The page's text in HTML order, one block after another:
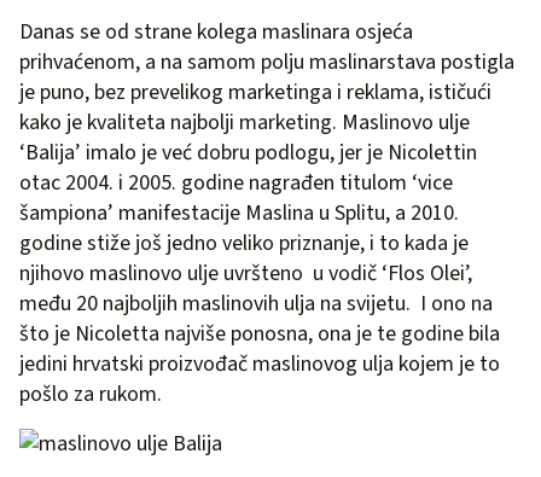
Danas se od strane kolega maslinara osjeća
prihvaćenom, a na samom polju maslinarstava postigla
je puno, bez prevelikog marketinga i reklama, ističući
kako je kvaliteta najbolji marketing. Maslinovo ulje
‘Balija’ imalo je već dobru podlogu, jer je Nicolettin
otac 2004. i 2005. godine nagrađen titulom ‘vice
šampiona’ manifestacije Maslina u Splitu, a 2010.
godine stiže još jedno veliko priznanje, i to kada je
njihovo maslinovo ulje uvršteno u vodič ‘Flos Olei’,
među 20 najboljih maslinovih ulja na svijetu. I ono na
što je Nicoletta najviše ponosna, ona je te godine bila
jedini hrvatski proizvođač maslinovog ulja kojem je to
pošlo za rukom.